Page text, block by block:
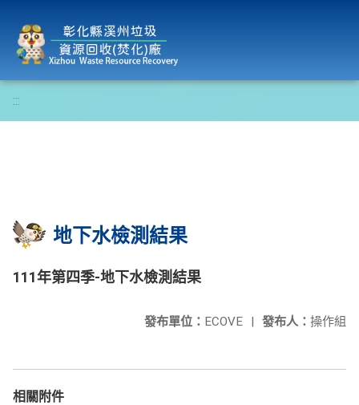
:::
地下水檢測結果
111年第四季-地下水檢測結果
發布人： 操作組
發布單位： ECOVE |
相關附件